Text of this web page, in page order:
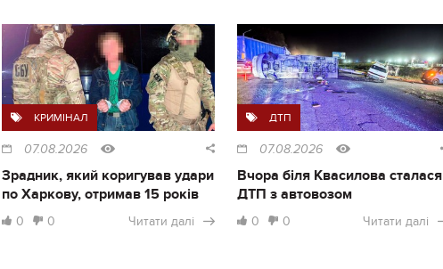
КРИМІНАЛ
07.08.2026
Зрадник, який коригував удари
по Харкову, отримав 15 років
0 0 Читати далі
ДТП
07.08.2026
Вчора біля Квасилова сталася
ДТП з автовозом
0 0 Читати далі